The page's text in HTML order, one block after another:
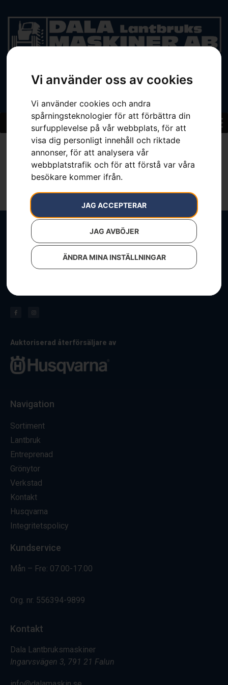
Vi använder oss av cookies
Vi använder cookies och andra
spårningsteknologier för att förbättra din
surfupplevelse på vår webbplats, för att
visa dig personligt innehåll och riktade
annonser, för att analysera vår
webbplatstrafik och för att förstå var våra
besökare kommer ifrån.
JAG ACCEPTERAR
JAG AVBÖJER
ÄNDRA MINA INSTÄLLNINGAR
BEGAGNAT
Bala
Hos oss får du alltid personlig service & i vår välfyllda
Besök oss för allt kring lantbruk, entreprenad och grönytor.
Auktoriserad återförsäljare av
Navigation
Sortiment
Lantbruk
Entreprenad
Grönytor
Verkstad
Kontakt
Husqvarna
Integritetspolicy
Kundservice
Mån – Fre: 07.00-17.00
Org. nr. 556394-9899
Kontakt
Dala Lantbruksmaskiner
Ingarvsvägen 3, 791 21 Falun